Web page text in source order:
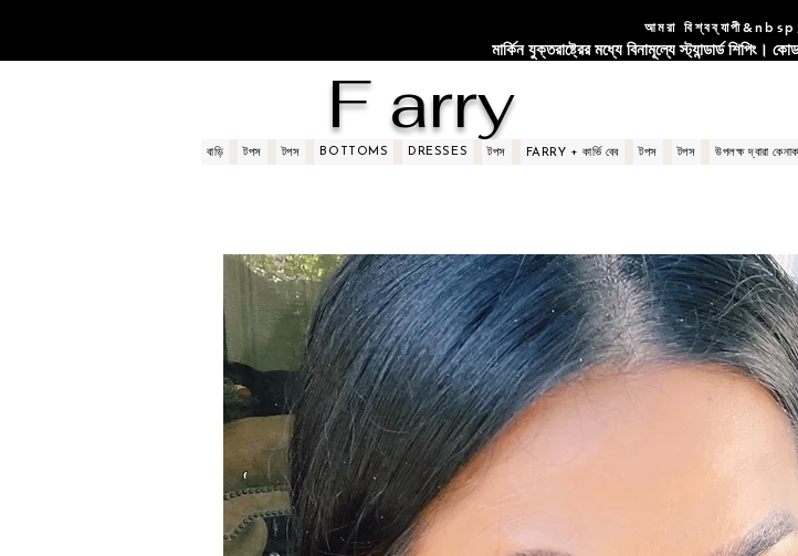
আমরা
মার্কিন যুক্তরাষ্ট্রের মধ্যে বিনামূল্যে স্ট্যান্ডার্ড
F arry
বাড়ি টপস টপস BOTTOMS DRESSES টপস FARRY + কার্ভি বেব টপস টপস উপলক্ষ দ্বারা